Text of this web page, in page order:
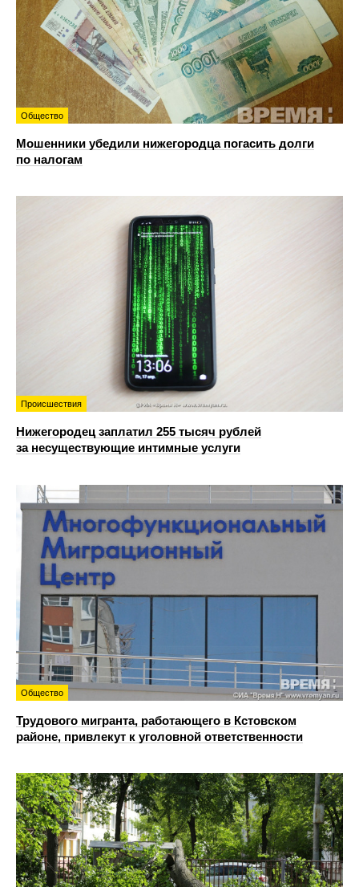
Общество
Мошенники убедили нижегородца погасить долги
по налогам
Происшествия
Нижегородец заплатил 255 тысяч рублей
за несуществующие интимные услуги
Общество
Трудового мигранта, работающего в Кстовском
районе, привлекут к уголовной ответственности